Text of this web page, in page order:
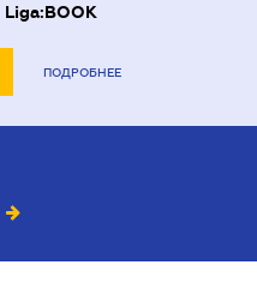
Liga:BOOK
ПОДРОБНЕЕ